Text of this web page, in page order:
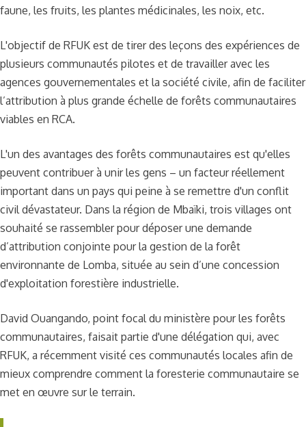
faune, les fruits, les plantes médicinales, les noix, etc.
L'objectif de RFUK est de tirer des leçons des expériences de
plusieurs communautés pilotes et de travailler avec les
agences gouvernementales et la société civile, afin de faciliter
l’attribution à plus grande échelle de forêts communautaires
viables en RCA.
L'un des avantages des forêts communautaires est qu'elles
peuvent contribuer à unir les gens – un facteur réellement
important dans un pays qui peine à se remettre d'un conflit
civil dévastateur. Dans la région de Mbaïki, trois villages ont
souhaité se rassembler pour déposer une demande
d’attribution conjointe pour la gestion de la forêt
environnante de Lomba, située au sein d’une concession
d'exploitation forestière industrielle.
David Ouangando, point focal du ministère pour les forêts
communautaires, faisait partie d'une délégation qui, avec
RFUK, a récemment visité ces communautés locales afin de
mieux comprendre comment la foresterie communautaire se
met en œuvre sur le terrain.